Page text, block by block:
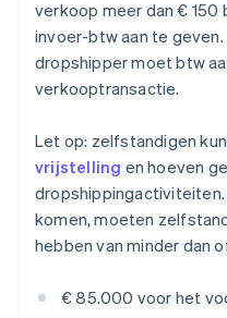
verkoop meer dan €
invoer-btw aan te
dropshipper moet btw
verkooptransactie.
Let op: zelfstandigen
vrijstelling en hoeven
dropshippingactiviteiten.
komen, moeten
hebben van minder dan
€ 85.000 voor het